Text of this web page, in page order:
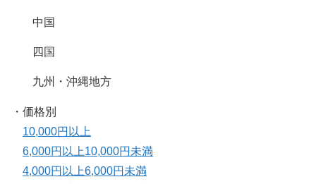
中国
四国
九州・沖縄地方
・価格別
10,000円以上
6,000円以上10,000円未満
4,000円以上6,000円未満